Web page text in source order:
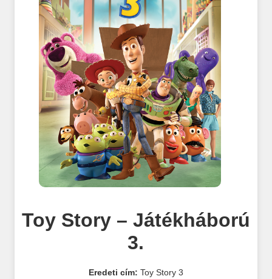
Toy Story – Játékháború
3.
Eredeti cím: Toy Story 3